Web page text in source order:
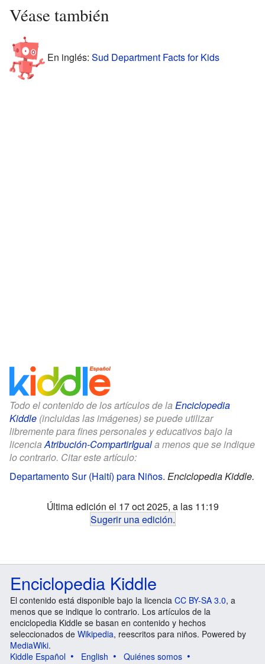
Véase también
En inglés: Sud Department Facts for Kids
Todo el contenido de los artículos de la Enciclopedia
Kiddle (incluidas las imágenes) se puede utilizar
libremente para fines personales y educativos bajo la
licenciaAtribución-CompartirIguala menos que se indique
lo contrario. Citar este artículo:
Departamento Sur (Haití) para Niños. Enciclopedia Kiddle.
Última edición el 17 oct 2025, a las 11:19
Sugerir una edición.
Enciclopedia Kiddle
El contenido está disponible bajo la licencia CC BY-SA 3.0, a
menos que se indique lo contrario. Los artículos de la
enciclopedia Kiddle se basan en contenido y hechos
seleccionados de Wikipedia, reescritos para niños. Powered by
MediaWiki.
Kiddle Español
English
Quiénes somos